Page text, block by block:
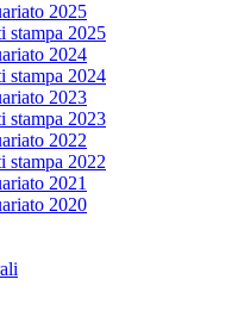
2025
stampa 2025
2024
stampa 2024
2023
stampa 2023
2022
stampa 2022
2021
2020